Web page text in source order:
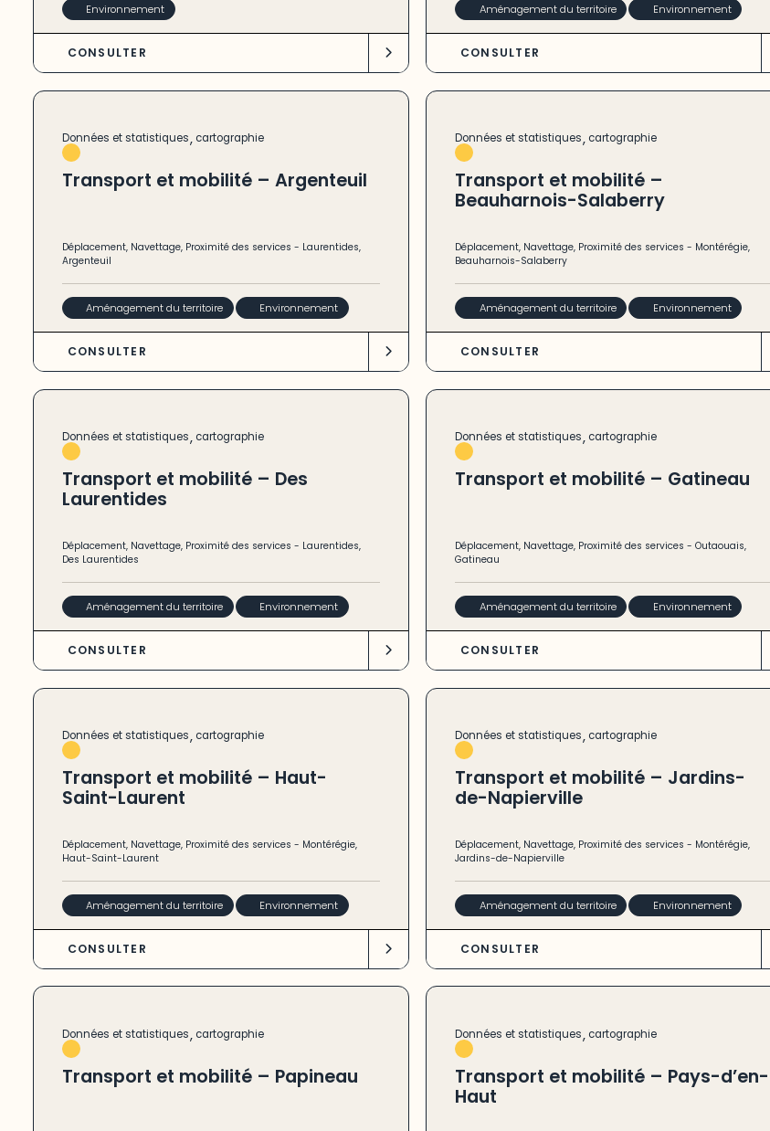
Environnement
CONSULTER
Aménagement du territoire Environnement
CONSULTER
Données et statistiques, cartographie
Transport et mobilité – Argenteuil
Déplacement, Navettage, Proximité des services - Laurentides,
Argenteuil
Aménagement du territoire Environnement
CONSULTER
Données et statistiques, cartographie
Transport et mobilité –
Beauharnois-Salaberry
Déplacement, Navettage, Proximité des services - Montérégie,
Beauharnois-Salaberry
Aménagement du territoire Environnement
CONSULTER
Données et statistiques, cartographie
Transport et mobilité – Des
Laurentides
Déplacement, Navettage, Proximité des services - Laurentides,
Des Laurentides
Aménagement du territoire Environnement
CONSULTER
Données et statistiques, cartographie
Transport et mobilité – Gatineau
Déplacement, Navettage, Proximité des services -Outaouais,
Gatineau
Aménagement du territoire Environnement
CONSULTER
Données et statistiques, cartographie
Transport et mobilité – Haut-
Saint-Laurent
Déplacement, Navettage, Proximité des services - Montérégie,
Haut-Saint-Laurent
Aménagement du territoire Environnement
CONSULTER
Données et statistiques, cartographie
Transport et mobilité – Jardins-
de-Napierville
Déplacement, Navettage, Proximité des services - Montérégie,
Jardins-de-Napierville
Aménagement du territoire Environnement
CONSULTER
Données et statistiques, cartographie
Transport et mobilité – Papineau
Données et statistiques, cartographie
Transport et mobilité – Pays-d’en-
Haut